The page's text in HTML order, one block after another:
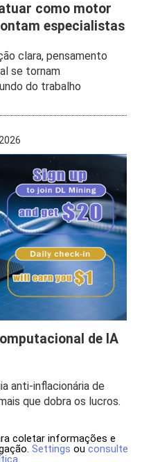
como motor
especialistas
clara, pensamento
se tornam
do trabalho
de IA
anti-inflacionária de
que dobra os lucros.
coletar informações e
Settings ou consulte